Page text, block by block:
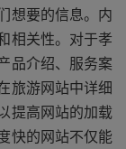
想要的信息。内
相关性。对于孝
品介绍、服务案
旅游网站中详细
提高网站的加载
快的网站不仅能